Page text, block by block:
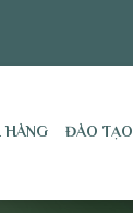
HÀNG ĐÀO TẠO